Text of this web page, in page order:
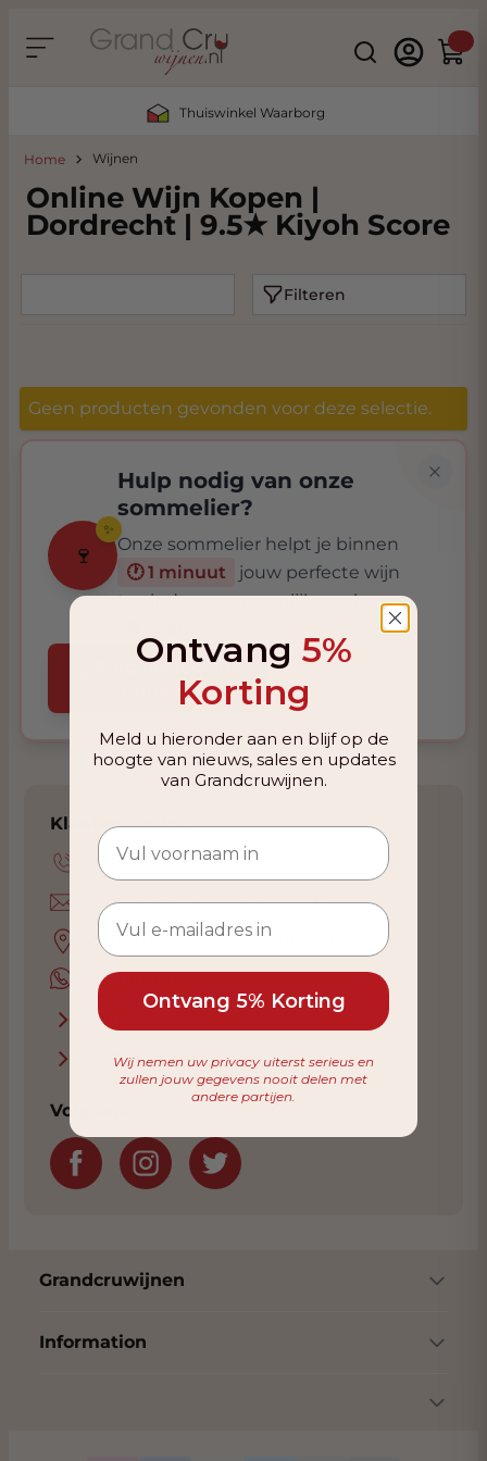
Search
Thuiswinkel Waarborg
Home Wijnen
Online Wijn Kopen |
Dordrecht | 9.5★ Kiyoh Score
Filteren
Geen producten gevonden voor deze selectie.
🍷
✨
Hulp nodig van onze
sommelier?
Onze sommelier helpt je binnen
🕐 1 minuut
jouw perfecte wijn
te vinden – persoonlijk, snel en
Krijg persoonlijk
wijnadvies
Klantenservice
+31786450615
+31(0)610834396
support@grandcruwijnen.nl
Rijksstraatweg 24, Dordrecht
Zakelijk
Onze klantenservice
Volg ons
Grandcruwijnen
Information
Ontvang 5%
Korting
Meld u hieronder aan en blijf op de
hoogte van nieuws, sales en updates
van Grandcruwijnen.
Ontvang 5% Korting
Wij nemen uw privacy uiterst serieus en
zullen jouw gegevens nooit delen met
andere partijen.